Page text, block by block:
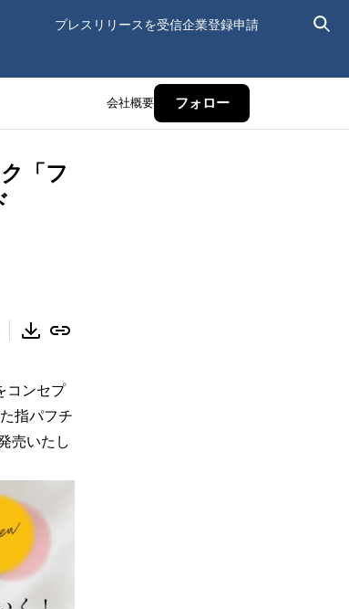
プレスリリースを受信企業登録申請
会社概要 フォロー
「フ
コンセプ
指パフチ
売いたし